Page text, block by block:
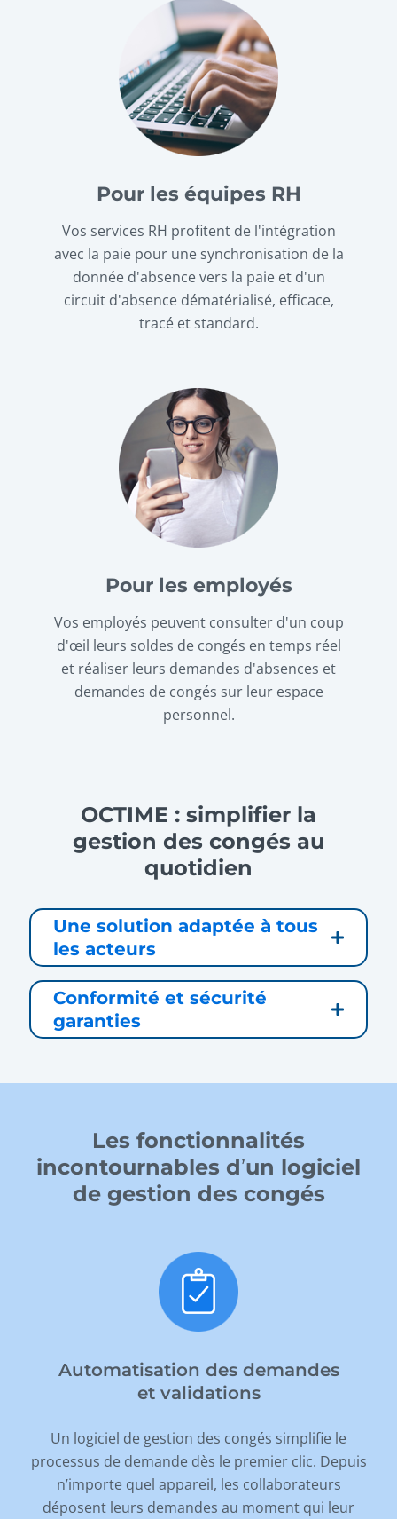
Pour les équipes RH
Vos services RH profitent de l'intégration
avec la paie pour une synchronisation de la
donnée d'absence vers la paie et d'un
circuit d'absence dématérialisé, efficace,
tracé et standard.
Pour les employés
Vos employés peuvent consulter d'un coup
d'œil leurs soldes de congés en temps réel
et réaliser leurs demandes d'absences et
demandes de congés sur leur espace
personnel.
OCTIME : simplifier la
gestion des congés au
quotidien
Une solution adaptée à tous
les acteurs
Conformité et sécurité
garanties
Les fonctionnalités
incontournables d’un logiciel
de gestion des congés
Automatisation des demandes
et validations
Un logiciel de gestion des congés simplifie le
processus de demande dès le premier clic. Depuis
n’importe quel appareil, les collaborateurs
déposent leurs demandes au moment qui leur